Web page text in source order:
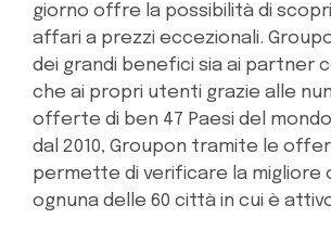
giorno offre la possibilità di
affari a prezzi eccezionali.
dei grandi benefici sia ai partner
che ai propri utenti grazie alle
offerte di ben 47 Paesi del
dal 2010, Groupon tramite le
permette di verificare la migliore
ognuna delle 60 città in cui è